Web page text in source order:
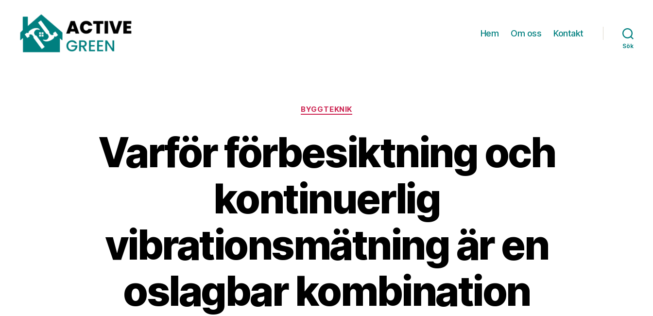
Hem Om oss Kontakt
Sök
Kategorier
BYGGTEKNIK
Varför förbesiktning och
kontinuerlig
vibrationsmätning är en
oslagbar kombination